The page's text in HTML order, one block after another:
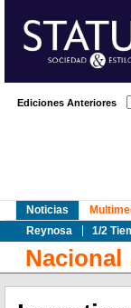
Ediciones Anteriores
Noticias
Reynosa
1/2
Nacional